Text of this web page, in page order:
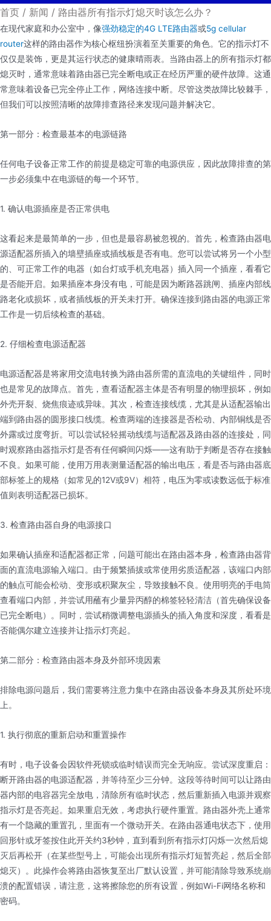
首页 / 新闻 / 路由器所有指示灯熄灭时该怎么办？
在现代家庭和办公室中，像强劲稳定的4G LTE路由器或5g cellular
router这样的路由器作为核心枢纽扮演着至关重要的角色。它的指示灯不
仅仅是装饰，更是其运行状态的健康晴雨表。当路由器上的所有指示灯都
熄灭时，通常意味着路由器已完全断电或正在经历严重的硬件故障。这通
常意味着设备已完全停止工作，网络连接中断。尽管这类故障比较棘手，
但我们可以按照清晰的故障排查路径来发现问题并解决它。
第一部分：检查最基本的电源链路
任何电子设备正常工作的前提是稳定可靠的电源供应，因此故障排查的第
一步必须集中在电源链的每一个环节。
1. 确认电源插座是否正常供电
这看起来是最简单的一步，但也是最容易被忽视的。首先，检查路由器电
源适配器所插入的墙壁插座或插线板是否有电。您可以尝试将另一个小型
的、可正常工作的电器（如台灯或手机充电器）插入同一个插座，看看它
是否能开启。如果插座本身没有电，可能是因为断路器跳闸、插座内部线
路老化或损坏，或者插线板的开关未打开。确保连接到路由器的电源正常
工作是一切后续检查的基础。
2. 仔细检查电源适配器
电源适配器是将家用交流电转换为路由器所需的直流电的关键组件，同时
也是常见的故障点。首先，查看适配器主体是否有明显的物理损坏，例如
外壳开裂、烧焦痕迹或异味。其次，检查连接线缆，尤其是从适配器输出
端到路由器的圆形接口线缆。检查两端的连接器是否松动、内部铜线是否
外露或过度弯折。可以尝试轻轻摇动线缆与适配器及路由器的连接处，同
时观察路由器指示灯是否有任何瞬间闪烁——这有助于判断是否存在接触
不良。如果可能，使用万用表测量适配器的输出电压，看是否与路由器底
部标签上的规格（如常见的12V或9V）相符，电压为零或读数远低于标准
值则表明适配器已损坏。
3. 检查路由器自身的电源接口
如果确认插座和适配器都正常，问题可能出在路由器本身，检查路由器背
面的直流电源输入端口。由于频繁插拔或常使用劣质适配器，该端口内部
的触点可能会松动、变形或积聚灰尘，导致接触不良。使用明亮的手电筒
查看端口内部，并尝试用蘸有少量异丙醇的棉签轻轻清洁（首先确保设备
已完全断电）。同时，尝试稍微调整电源插头的插入角度和深度，看看是
否能偶尔建立连接并让指示灯亮起。
第二部分：检查路由器本身及外部环境因素
排除电源问题后，我们需要将注意力集中在路由器设备本身及其所处环境
上。
1. 执行彻底的重新启动和重置操作
有时，电子设备会因软件死锁或临时错误而完全无响应。尝试深度重启：
断开路由器的电源适配器，并等待至少三分钟。这段等待时间可以让路由
器内部的电容器完全放电，清除所有临时状态，然后重新插入电源并观察
指示灯是否亮起。如果重启无效，考虑执行硬件重置。路由器外壳上通常
有一个隐藏的重置孔，里面有一个微动开关。在路由器通电状态下，使用
回形针或牙签按住此开关约3秒钟，直到看到所有指示灯闪烁一次然后熄
灭后再松开（在某些型号上，可能会出现所有指示灯短暂亮起，然后全部
熄灭）。此操作会将路由器恢复至出厂默认设置，并可能清除导致系统崩
溃的配置错误，请注意，这将擦除您的所有设置，例如Wi-Fi网络名称和
密码。